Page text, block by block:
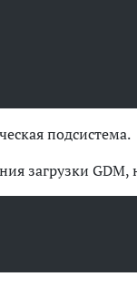
подсистема.
загрузки